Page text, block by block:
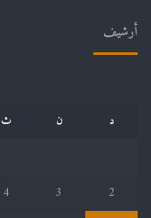
أرشيف
د
ن ث
2
3
4